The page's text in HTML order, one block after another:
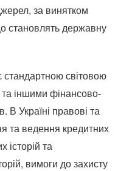
за винятком
становлять державну
стандартною світовою
іншими фінансово-
В Україні правові та
та ведення кредитних
історій та
вимоги до захисту